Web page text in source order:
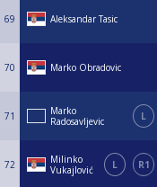
69 Aleksandar Tasic
70 Marko Obradovic
71
Marko
Radosavljevic
L
72
Milinko
Vukajlović
L R1